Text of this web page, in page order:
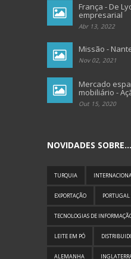
França - De
empresarial
Abr 13, 2022
Missão -
Nov 02, 2021
Mercado
mobiliário -
Out 15, 2020
NOVIDADES SOBRE...
TURQUIA
EXPORTAÇÃO
TECNOLOGIAS DE
LEITE EM PÓ
ALEMANHA